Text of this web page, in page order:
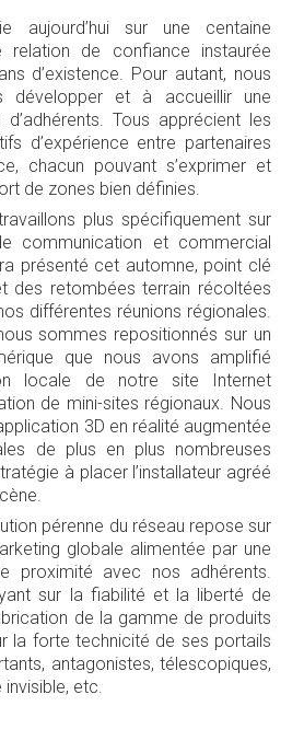
aujourd’hui sur une centaine
relation de confiance instaurée
d’existence. Pour autant, nous
développer et à accueillir une
d’adhérents. Tous apprécient les
d’expérience entre partenaires
chacun pouvant s’exprimer et
de zones bien définies.
plus spécifiquement sur
communication et commercial
présenté cet automne, point clé
des retombées terrain récoltées
différentes réunions régionales.
sommes repositionnés sur un
que nous avons amplifié
locale de notre site Internet
de mini-sites régionaux. Nous
3D en réalité augmentée
de plus en plus nombreuses
à placer l’installateur agréé
pérenne du réseau repose sur
globale alimentée par une
proximité avec nos adhérents.
sur la fiabilité et la liberté de
de la gamme de produits
la forte technicité de ses portails
antagonistes, télescopiques,
etc.